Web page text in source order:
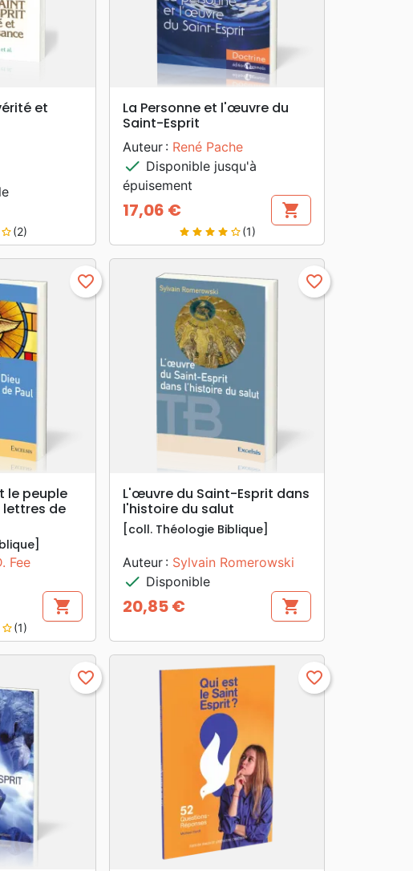
et
star_border(2)
search APERÇU RAPIDE
La Personne et l'œuvre du
Saint-Esprit
Auteur : René Pache
check Disponible jusqu'à
épuisement
Prix
17,06 € shopping_cart
star star star star star_border(1)
favorite_border
le peuple
lettres de
Fee
shopping_cart
star_border(1)
search APERÇU RAPIDE
favorite_border
L'œuvre du Saint-Esprit dans
l'histoire du salut
[coll. Théologie Biblique]
Auteur : Sylvain Romerowski
check Disponible
Prix
20,85 € shopping_cart
favorite_border favorite_border